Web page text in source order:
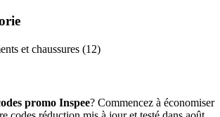
et chaussures (12)
promo Inspee? Commencez à économiser